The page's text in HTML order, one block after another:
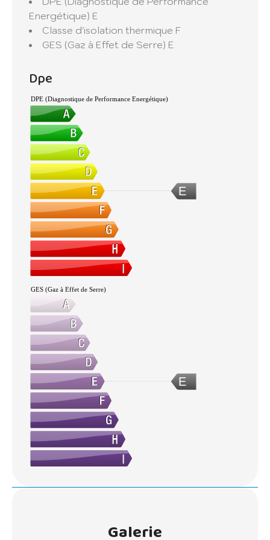
N'hésitez pas à nous contacter si vous avez
un bien pour la vente ou la location.
Estimation gratuite voir conditions en
Nous pouvons vous aider pour l'obtention de
assurances.
Energétique) E
Classe d'isolation thermique F
GES (Gaz à Effet de Serre) E
Dpe
E
DPE (Diagnostique de Performance Energétique)
E
GES (Gaz à Effet de Serre)
Galerie